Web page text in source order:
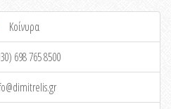
Κοίνυρα
698 765 8500